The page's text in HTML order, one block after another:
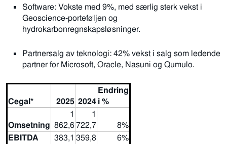
Software: Vokste med 9%, med særlig sterk vekst i
Geoscience-porteføljen og
hydrokarbonregnskapsløsninger.
Partnersalg av teknologi: 42% vekst i salg som ledende
partner for Microsoft, Oracle, Nasuni og Qumulo.
Cegal* 2025 2024
Endring
i %
Omsetning
1
862,6
1
722,7
8%
EBITDA 383,1 359,8 6%